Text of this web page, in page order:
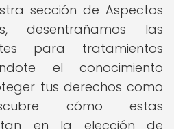
sección de Aspectos
desentrañamos las
para tratamientos
el conocimiento
tus derechos como
cómo estas
en la elección de